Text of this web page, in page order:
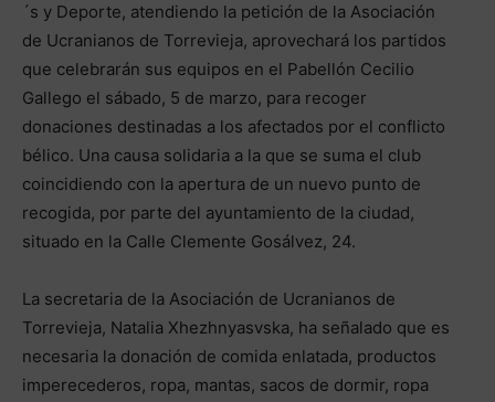
´s y Deporte, atendiendo la petición de la Asociación
de Ucranianos de Torrevieja, aprovechará los partidos
que celebrarán sus equipos en el Pabellón Cecilio
Gallego el sábado, 5 de marzo, para recoger
donaciones destinadas a los afectados por el conflicto
bélico. Una causa solidaria a la que se suma el club
coincidiendo con la apertura de un nuevo punto de
recogida, por parte del ayuntamiento de la ciudad,
situado en la Calle Clemente Gosálvez, 24.
La secretaria de la Asociación de Ucranianos de
Torrevieja, Natalia Xhezhnyasvska, ha señalado que es
necesaria la donación de comida enlatada, productos
imperecederos, ropa, mantas, sacos de dormir, ropa